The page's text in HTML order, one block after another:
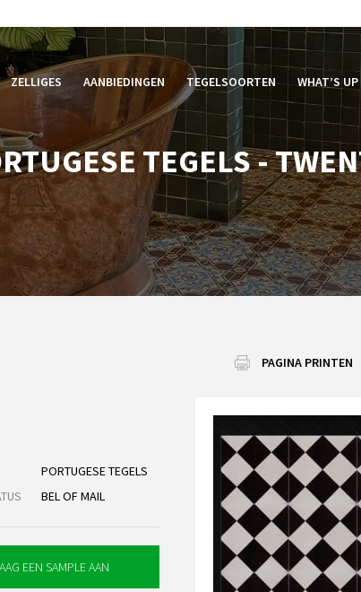
ZELLIGES AANBIEDINGEN TEGELSOORTEN WHAT’S UP
TEGELS -
PAGINA PRINTEN
PORTUGESE TEGELS
BEL OF MAIL